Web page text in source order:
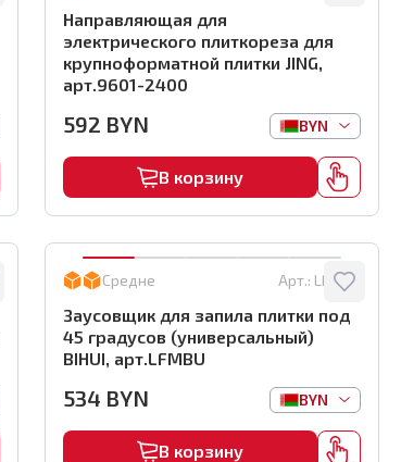
Направляющая для
электрического плиткореза для
крупноформатной плитки JING,
арт.9601-2400
592 BYN BYN
В корзину
Средне Арт.: LFMBU
Заусовщик для запила плитки под
45 градусов (универсальный)
BIHUI, арт.LFMBU
534 BYN BYN
В корзину